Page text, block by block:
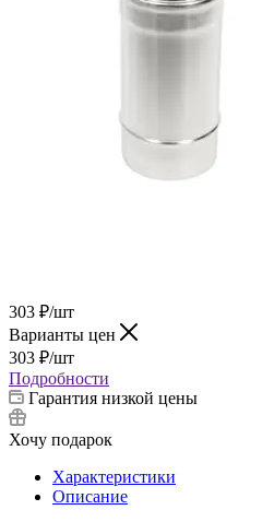
303 ₽/шт
Варианты цен
303 ₽/шт
Подробности
Гарантия низкой цены
Хочу подарок
Характеристики
Описание